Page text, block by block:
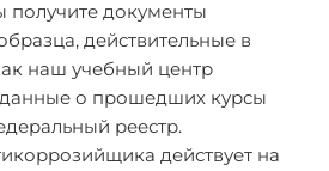
получите документы
действительные в
наш учебный центр
данные о прошедших курсы
реестр.
действует на